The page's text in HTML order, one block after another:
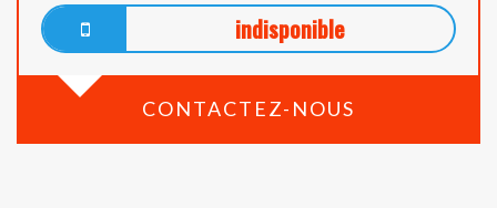
indisponible
CONTACTEZ-NOUS